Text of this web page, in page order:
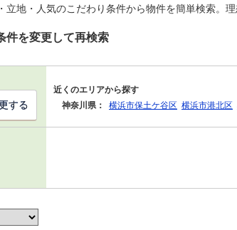
地・人気のこだわり条件から物件を簡単検索。
件を変更して再検索
近くのエリアから探す
神奈川県：
横浜市保土ケ谷区 横浜市港北区
する